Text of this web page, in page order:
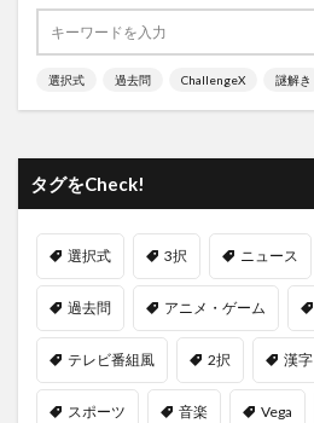
選択式 過去問 ChallengeX 謎解き
タグをCheck!
選択式 3択 ニュース
過去問 アニメ・ゲーム
テレビ番組風 2択 漢字
スポーツ 音楽 Vega